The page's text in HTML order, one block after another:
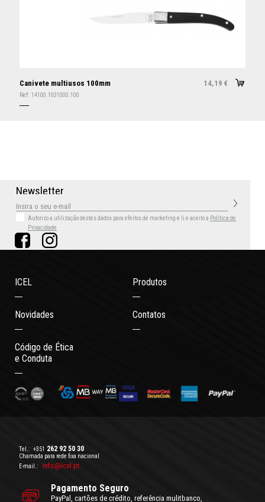
Canivete multiusos 100mm 14,19 €
Ref: 14100.1031000.100
Newsletter
Autorizo a utilização destes dados para efeitos de marketing e li e aceito a Política de
Privacidade
ICEL Produtos
Novidades Contatos
Código de Ética
e Conduta
Tel.: +351 262 92 50 30
Chamada para rede fixa nacional
E-mail.:
info@icel.pt
Pagamento Seguro
PayPal, cartões de crédito, referência mulitbanco,